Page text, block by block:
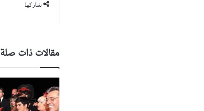
شاركها
مقالات ذات صلة